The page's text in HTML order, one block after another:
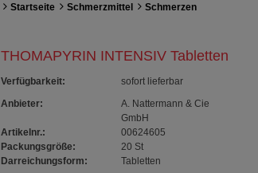
Startseite Schmerzmittel Schmerzen
THOMAPYRIN INTENSIV Tabletten
Verfügbarkeit:
sofort lieferbar
Anbieter:
A. Nattermann & Cie
GmbH
Artikelnr.:
00624605
Packungsgröße:
20 St
Darreichungsform:
Tabletten